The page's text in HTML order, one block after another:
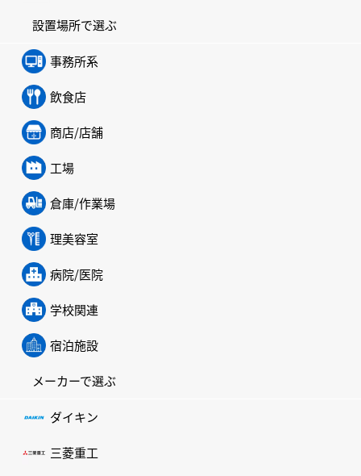
設置場所で選ぶ
事務所系
飲食店
商店/店舗
工場
倉庫/作業場
理美容室
病院/医院
学校関連
宿泊施設
メーカーで選ぶ
ダイキン
三菱重工